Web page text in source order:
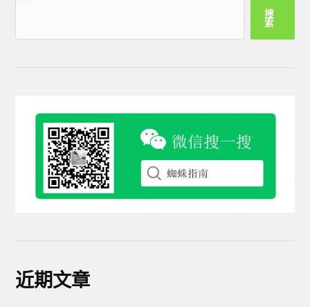
搜
索
近期文章